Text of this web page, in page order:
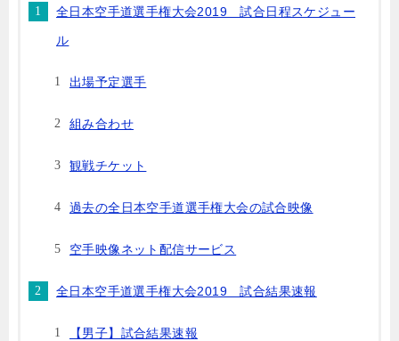
全日本空手道選手権大会2019 試合日程スケジュー
ル
出場予定選手
組み合わせ
観戦チケット
過去の全日本空手道選手権大会の試合映像
空手映像ネット配信サービス
全日本空手道選手権大会2019 試合結果速報
【男子】試合結果速報